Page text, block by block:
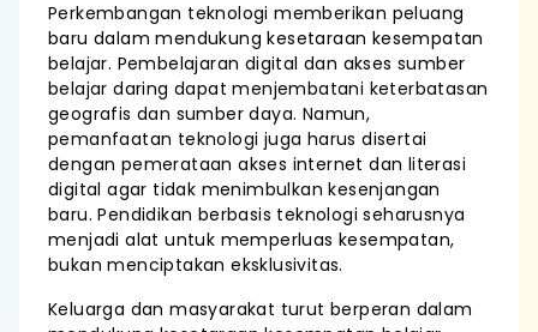
Perkembangan teknologi memberikan peluang
baru dalam mendukung kesetaraan kesempatan
belajar. Pembelajaran digital dan akses sumber
belajar daring dapat menjembatani keterbatasan
geografis dan sumber daya. Namun,
pemanfaatan teknologi juga harus disertai
dengan pemerataan akses internet dan literasi
digital agar tidak menimbulkan kesenjangan
baru. Pendidikan berbasis teknologi seharusnya
menjadi alat untuk memperluas kesempatan,
bukan menciptakan eksklusivitas.
Keluarga dan masyarakat turut berperan dalam